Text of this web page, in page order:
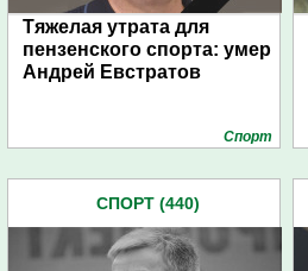
Тяжелая утрата для
пензенского спорта: умер
Андрей Евстратов
Спорт
СПОРТ (440)